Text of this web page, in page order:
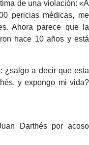
de una violación: «A
pericias médicas, me
Ahora parece que la
hace 10 años y está
¿salgo a decir que esta
y expongo mi vida?
Darthés por acoso